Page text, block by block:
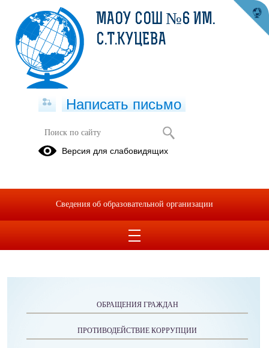
Формы документов, связанных с
противодействием коррупции, для
ОБРАЩЕНИЯ ГРАЖДАН
ПРОТИВОДЕЙСТВИЕ КОРРУПЦИИ
МАОУ СОШ №6 ИМ.
С.Т.КУЦЕВА
Написать письмо
Версия для слабовидящих
Сведения об образовательной организации